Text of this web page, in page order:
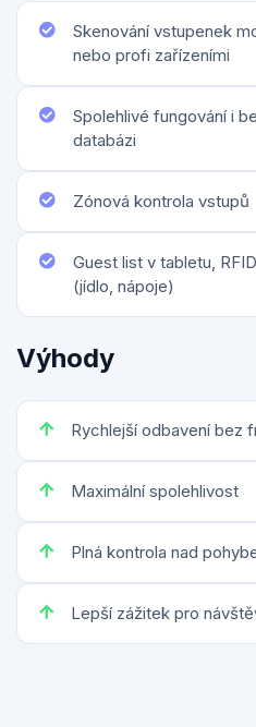
Skenování vstupenek
nebo profi zařízeními
Spolehlivé fungování i
databázi
Zónová kontrola vstupů
Guest list v tabletu,
(jídlo, nápoje)
Výhody
Rychlejší odbavení bez
Maximální spolehlivost
Plná kontrola nad
Lepší zážitek pro